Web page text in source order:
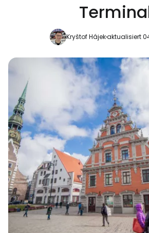
Kryštof Hájekaktualisiert
Weiter mit
Weiter mit E-Mail